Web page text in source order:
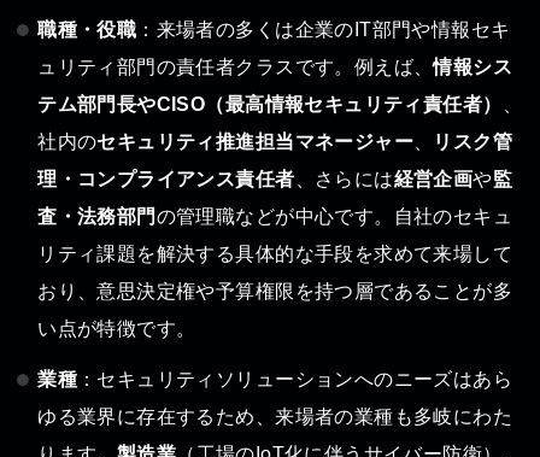
職種・役職 ：来場者の多くは企業のIT部門や情報セキ
ュリティ部門の責任者クラスです。例えば、情報シス
テム部門長やCISO（最高情報セキュリティ責任者）
社内のセキュリティ推進担当マネージャー
リスク管
理・コンプライアンス責任者 、さらには経営企画や監
査・法務部門の管理職などが中心です。自社のセキュ
リティ課題を解決する具体的な手段を求めて来場して
おり、意思決定権や予算権限を持つ層であることが多
い点が特徴です。
業種 ：セキュリティソリューションへのニーズはあら
ゆる業界に存在するため、来場者の業種も多岐にわた